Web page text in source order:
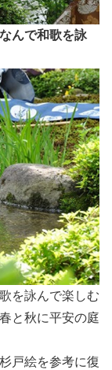
んで和歌を詠
を詠んで楽しむ
と秋に平安の庭
戸絵を参考に復